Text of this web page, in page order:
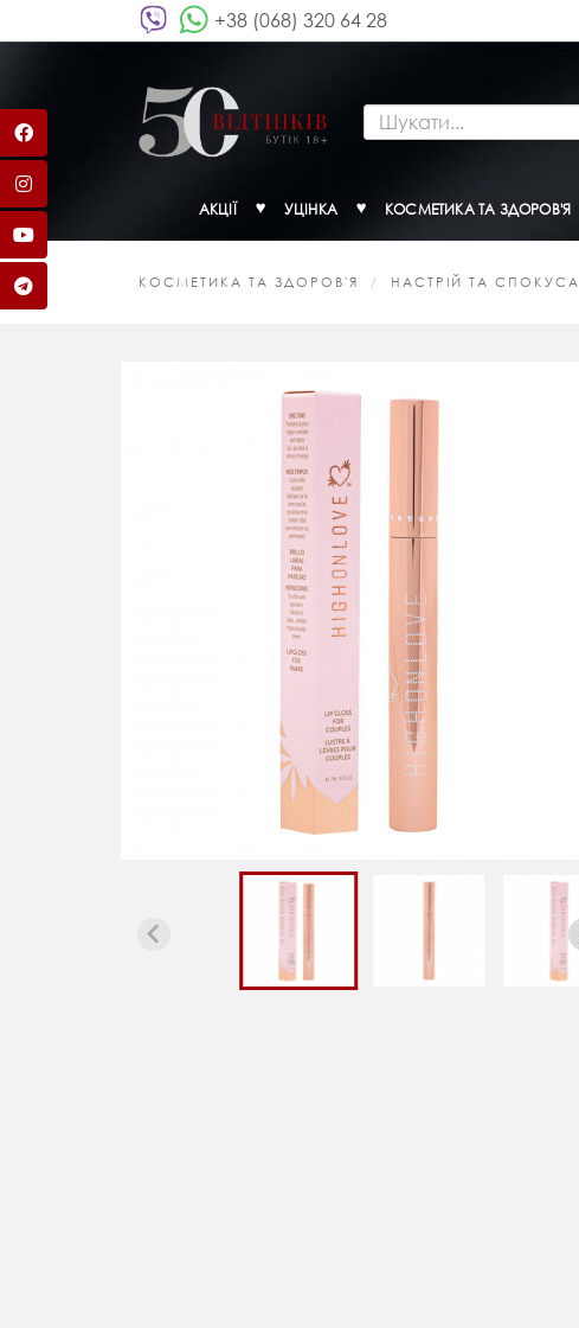
+38 (068) 320 64 28
АКЦІЇ УЦІНКА КОСМЕТИКА ТА ЗДОРОВ'Я
КОСМЕТИКА ТА ЗДОРОВ'Я НАСТРІЙ ТА СПОКУСА